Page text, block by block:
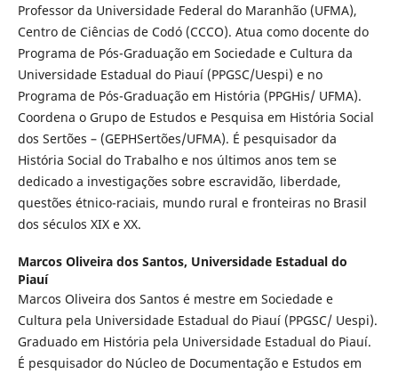
Professor da Universidade Federal do Maranhão (UFMA),
Centro de Ciências de Codó (CCCO). Atua como docente do
Programa de Pós-Graduação em Sociedade e Cultura da
Universidade Estadual do Piauí (PPGSC/Uespi) e no
Programa de Pós-Graduação em História (PPGHis/ UFMA).
Coordena o Grupo de Estudos e Pesquisa em História Social
dos Sertões – (GEPHSertões/UFMA). É pesquisador da
História Social do Trabalho e nos últimos anos tem se
dedicado a investigações sobre escravidão, liberdade,
questões étnico-raciais, mundo rural e fronteiras no Brasil
dos séculos XIX e XX.
Marcos Oliveira dos Santos, Universidade Estadual do
Piauí
Marcos Oliveira dos Santos é mestre em Sociedade e
Cultura pela Universidade Estadual do Piauí (PPGSC/ Uespi).
Graduado em História pela Universidade Estadual do Piauí.
É pesquisador do Núcleo de Documentação e Estudos em